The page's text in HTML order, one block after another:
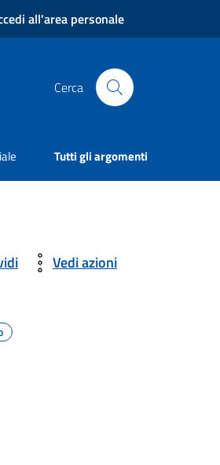
all'area personale
Cerca
Tutti gli argomenti
Vedi azioni